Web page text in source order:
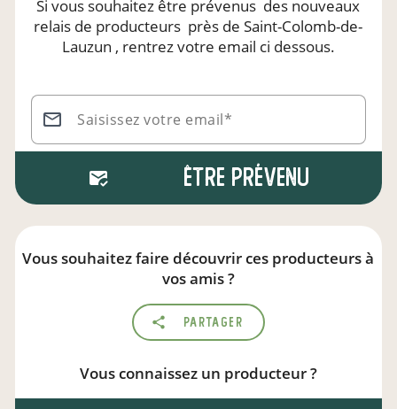
Si vous souhaitez être prévenus des nouveaux
relais de producteurs près de Saint-Colomb-de-
Lauzun , rentrez votre email ci dessous.
Saisissez votre email*
Être prévenu
Vous souhaitez faire découvrir ces producteurs à
vos amis ?
Partager
Vous connaissez un producteur ?